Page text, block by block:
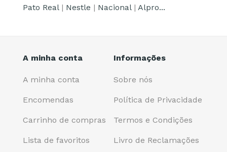
Pato Real| Nestle | Nacional| Alpro...
A minha conta
A minha conta
Encomendas
Carrinho de compras
Lista de favoritos
Informações
Sobre nós
Política de Privacidade
Termos e Condições
Livro de Reclamações